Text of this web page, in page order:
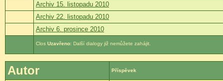
Archiv 15. listopadu 2010
Archiv 22. listopadu 2010
Archiv 6. prosince 2010
Uzavřeno: Další dialogy již nemůžete zahájit.
Autor Příspěvek